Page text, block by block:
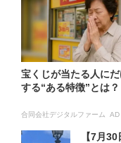
宝くじが当たる人に
する“ある特徴”とは？
合同会社デジタルファーム AD
【7月